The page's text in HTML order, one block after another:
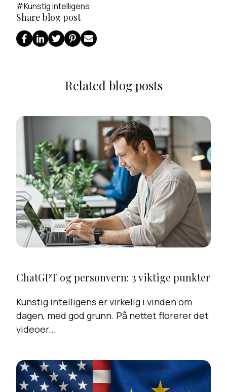
#Kunstig intelligens
Share blog post
Related blog posts
ChatGPT og personvern: 3 viktige punkter
Kunstig intelligens er virkelig i vinden om
dagen, med god grunn. På nettet florerer det
videoer...